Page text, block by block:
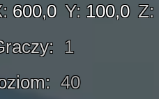
600,0 Y: 100,0 Z:
1
40